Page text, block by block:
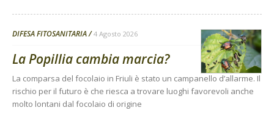
DIFESA FITOSANITARIA 4 Agosto 2026
La Popillia cambia marcia?
La comparsa del focolaio in Friuli è stato un campanello d’allarme. Il
rischio per il futuro è che riesca a trovare luoghi favorevoli anche
molto lontani dal focolaio di origine